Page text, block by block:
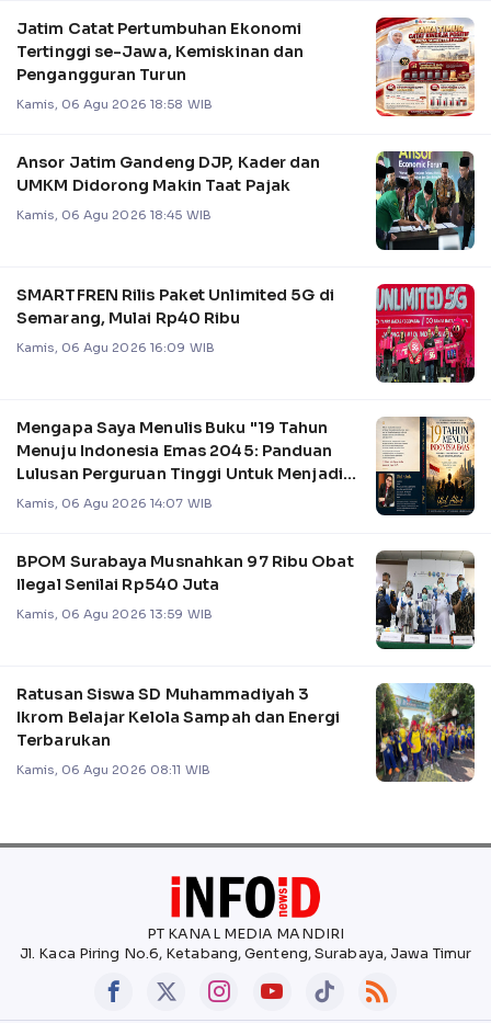
Jatim Catat Pertumbuhan Ekonomi
Tertinggi se-Jawa, Kemiskinan dan
Pengangguran Turun
Kamis, 06 Agu 2026 18:58 WIB
Ansor Jatim Gandeng DJP, Kader dan
UMKM Didorong Makin Taat Pajak
Kamis, 06 Agu 2026 18:45 WIB
SMARTFREN Rilis Paket Unlimited 5G di
Semarang, Mulai Rp40 Ribu
Kamis, 06 Agu 2026 16:09 WIB
Mengapa Saya Menulis Buku "19 Tahun
Menuju Indonesia Emas 2045: Panduan
Lulusan Perguruan Tinggi Untuk Menjadi
Pemimpin
Kamis, 06 Agu 2026 14:07 WIB
BPOM Surabaya Musnahkan 97 Ribu Obat
Ilegal Senilai Rp540 Juta
Kamis, 06 Agu 2026 13:59 WIB
Ratusan Siswa SD Muhammadiyah 3
Ikrom Belajar Kelola Sampah dan Energi
Terbarukan
Kamis, 06 Agu 2026 08:11 WIB
PT KANAL MEDIA MANDIRI
Jl. Kaca Piring No.6, Ketabang, Genteng, Surabaya, Jawa Timur